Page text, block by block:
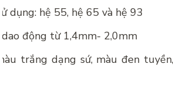
dụng: hệ 55, hệ 65 và hệ 93
dao động từ 1,4mm- 2,0mm
trắng dạng sứ, màu đen